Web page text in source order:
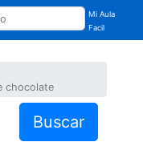
Mi Aula
Facil
chocolate
Buscar